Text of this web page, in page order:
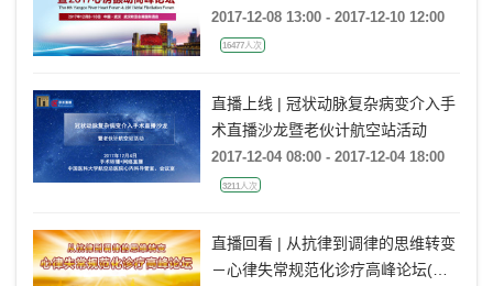
2017-12-08 13:00 - 2017-12-10 12:00
16477人次
直播上线 | 冠状动脉复杂病变介入手
术直播沙龙暨老伙计航空站活动
2017-12-04 08:00 - 2017-12-04 18:00
3211人次
直播回看 | 从抗律到调律的思维转变
－心律失常规范化诊疗高峰论坛(上